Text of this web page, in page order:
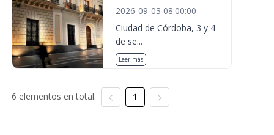
2026-09-03 08:00:00
Ciudad de Córdoba, 3 y 4
de se...
Leer más
6 elementos en total: 1